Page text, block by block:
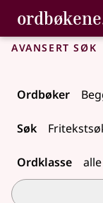
Gå til
Bokmålsordboka og
Avansert søk
Ordbøker
Søk
Ordklasse